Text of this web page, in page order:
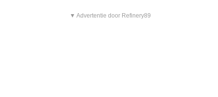
▼ Advertentie door Refinery89